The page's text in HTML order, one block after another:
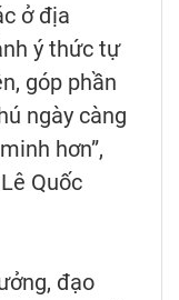
ở địa
ý thức tự
góp phần
ngày càng
hơn”,
Quốc
đạo